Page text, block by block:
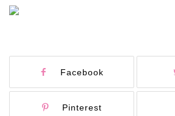
Facebook
Pinterest